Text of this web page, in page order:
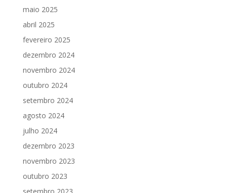
maio 2025
abril 2025
fevereiro 2025
dezembro 2024
novembro 2024
outubro 2024
setembro 2024
agosto 2024
julho 2024
dezembro 2023
novembro 2023
outubro 2023